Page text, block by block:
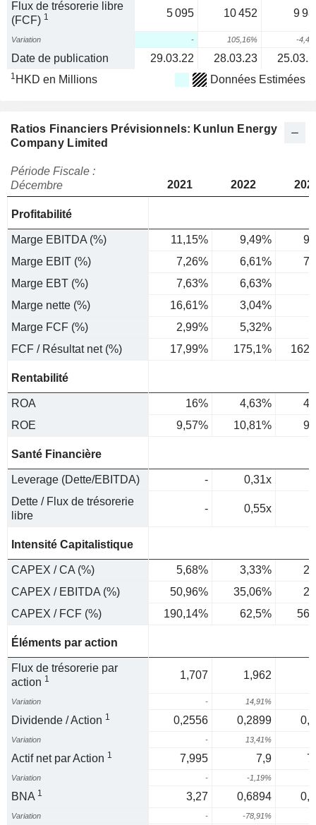
Flux de trésorerie libre
(FCF) 1 5 095 10 452 9
Variation - 105,16% -
Date de publication 29.03.22 28.03.23
1 HKD en Millions Données Estimées
Ratios Financiers Prévisionnels: Kunlun Energy
Company Limited
Période Fiscale :
Décembre
2021 2022
Profitabilité
Marge EBITDA (%) 11,15% 9,49%
Marge EBIT (%)
7,26% 6,61%
Marge EBT (%)
7,63% 6,63%
Marge nette (%)
16,61% 3,04%
Marge FCF (%)
2,99% 5,32%
FCF / Résultat net (%)
17,99% 175,1%
Rentabilité
ROA 16% 4,63%
ROE
9,57% 10,81%
Santé Financière
Leverage (Dette/EBITDA) -
0,31x
Dette / Flux de trésorerie
libre
- 0,55x
Intensité Capitalistique
CAPEX / CA (%) 5,68% 3,33%
CAPEX / EBITDA (%)
50,96% 35,06%
CAPEX / FCF (%)
190,14% 62,5%
Éléments par action
Flux de trésorerie par
action 1 1,707 1,962
Variation - 14,91%
Dividende / Action 1 0,2556 0,2899
Variation - 13,41%
Actif net par Action 1 7,995 7,9
Variation - -1,19%
BNA 1 3,27 0,6894
Variation - -78,91%